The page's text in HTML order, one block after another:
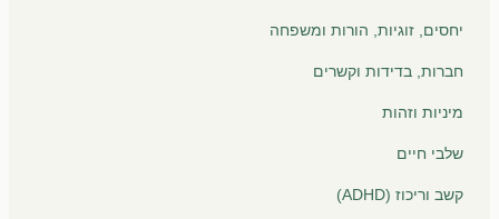
יחסים, זוגיות, הורות ומשפחה
חברות, בדידות וקשרים
מיניות וזהות
שלבי חיים
קשב וריכוז (ADHD)